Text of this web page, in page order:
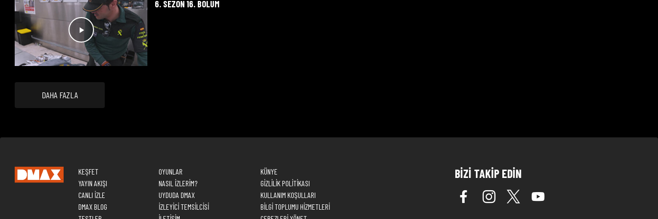
6. SEZON 16. BÖLÜM
DAHA FAZLA
KEŞFET
YAYIN AKIŞI
CANLI İZLE
DMAX BLOG
OYUNLAR
NASIL İZLERİM?
UYDUDA DMAX
İZLEYİCİ TEMSİLCİSİ
KÜNYE
GİZLİLİK POLİTİKASI
KULLANIM KOŞULLARI
BİLGİ TOPLUMU HİZMETLERİ
BİZİ TAKİP EDİN